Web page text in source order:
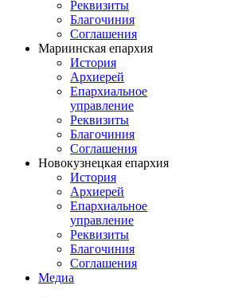
Реквизиты
Благочиния
Соглашения
Мариинская епархия
История
Архиерей
Епархиальное
управление
Реквизиты
Благочиния
Соглашения
Новокузнецкая епархия
История
Архиерей
Епархиальное
управление
Реквизиты
Благочиния
Соглашения
Медиа